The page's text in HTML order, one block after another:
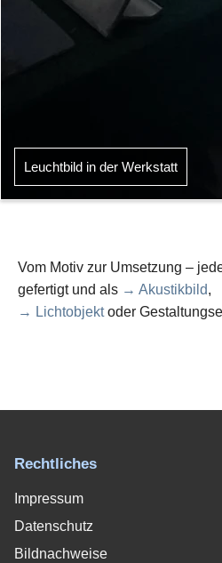
Leuchtbild in der Werkstatt
Vom Motiv zur Umsetzung –
gefertigt und als → Akustikbild,
→ Lichtobjektoder
Rechtliches
Impressum
Datenschutz
Bildnachweise